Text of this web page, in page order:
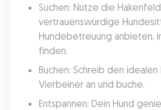
Suchen: Nutze die
vertrauenswürdige
Hundebetreuung anbieten,
finden.
Buchen: Schreib den
Vierbeiner an und buche.
Entspannen: Dein Hund